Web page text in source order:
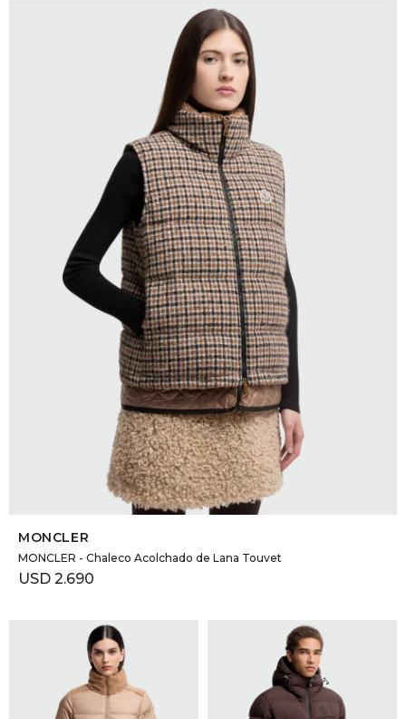
SELECCIONAR TALLE
MONCLER
MONCLER - Chaleco Acolchado de Lana Touvet
USD 2.690